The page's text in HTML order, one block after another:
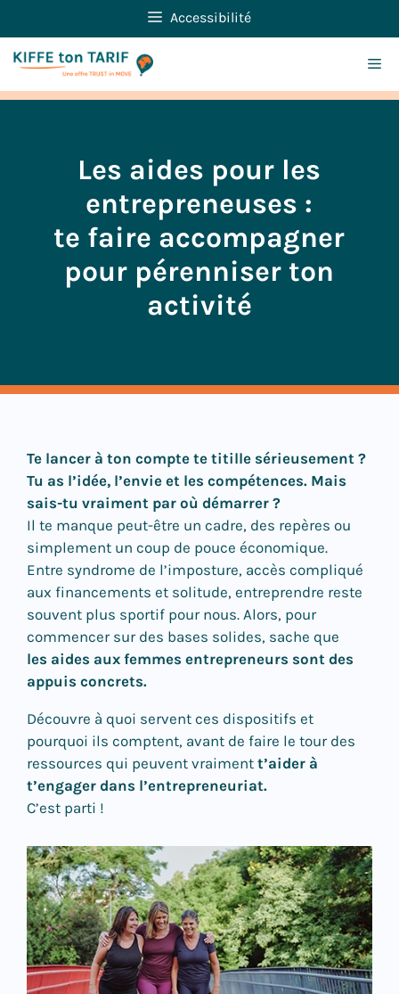
contenu
Accessibilité
Les aides pour les
entrepreneuses :
te faire accompagner
pour pérenniser ton
activité
Te lancer à ton compte te titille sérieusement ?
Tu as l’idée, l’envie et les compétences. Mais
sais-tu vraiment par où démarrer ?
Il te manque peut-être un cadre, des repères ou
simplement un coup de pouce économique.
Entre syndrome de l’imposture, accès compliqué
aux financements et solitude, entreprendre reste
souvent plus sportif pour nous. Alors, pour
commencer sur des bases solides, sache que
les aides aux femmes entrepreneurs sont des
appuis concrets.
Découvre à quoi servent ces dispositifs et
pourquoi ils comptent, avant de faire le tour des
ressources qui peuvent vraiment t’aider à
t’engager dans l’entrepreneuriat.
C’est parti !